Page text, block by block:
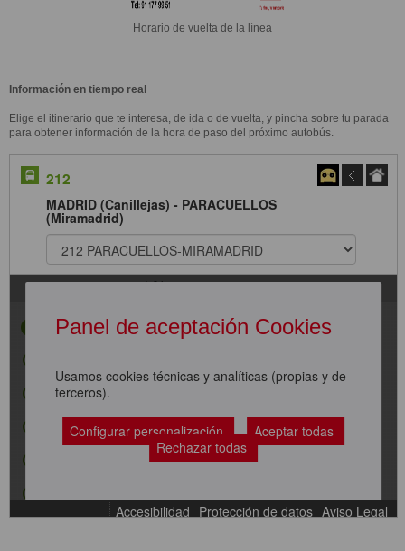
Horario de vuelta de la línea
Información en tiempo real
Elige el itinerario que te interesa, de ida o de vuelta, y pincha sobre tu parada
para obtener información de la hora de paso del próximo autobús.